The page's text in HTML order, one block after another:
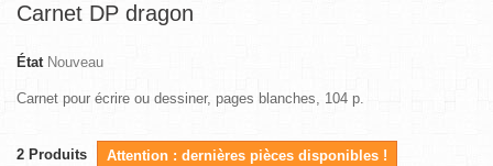
Carnet DP dragon
État Nouveau
Carnet pour écrire ou dessiner, pages blanches, 104 p.
2 Produits Attention : dernières pièces disponibles !